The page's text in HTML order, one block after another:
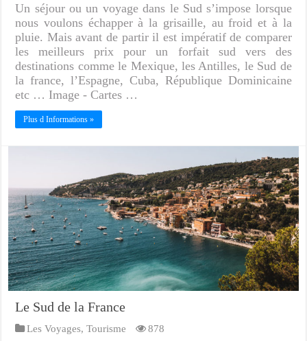
Un séjour ou un voyage dans le Sud s’impose lorsque
nous voulons échapper à la grisaille, au froid et à la
pluie. Mais avant de partir il est impératif de comparer
les meilleurs prix pour un forfait sud vers des
destinations comme le Mexique, les Antilles, le Sud de
la france, l’Espagne, Cuba, République Dominicaine
etc … Image - Cartes …
Plus d Informations »
Le Sud de la France
Les Voyages,Tourisme 878